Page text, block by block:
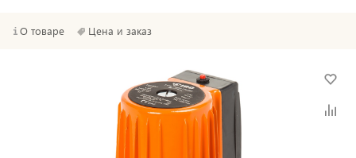
О товаре Цена и заказ